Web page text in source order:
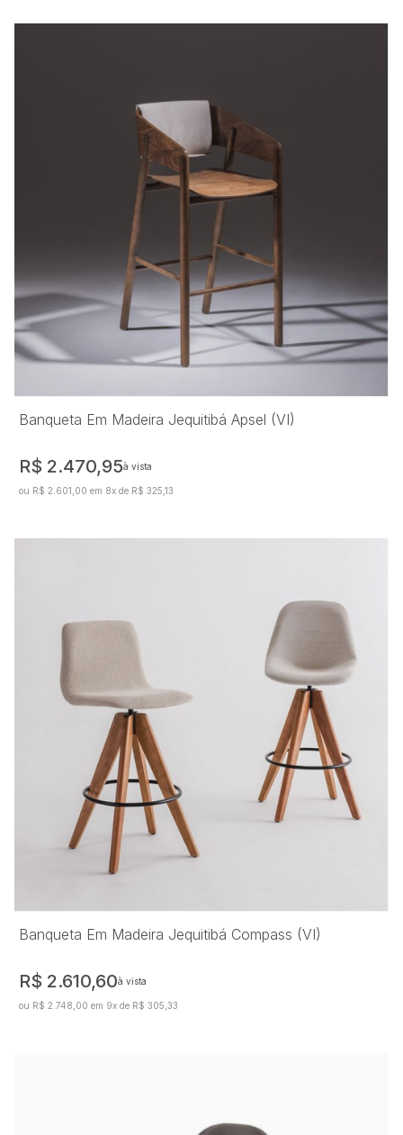
Banqueta Em Madeira Jequitibá Apsel (VI)
R$ 2.470,95à vista
ou R$ 2.601,00 em 8x de R$ 325,13
Banqueta Em Madeira Jequitibá Compass (VI)
R$ 2.610,60à vista
ou R$ 2.748,00 em 9x de R$ 305,33